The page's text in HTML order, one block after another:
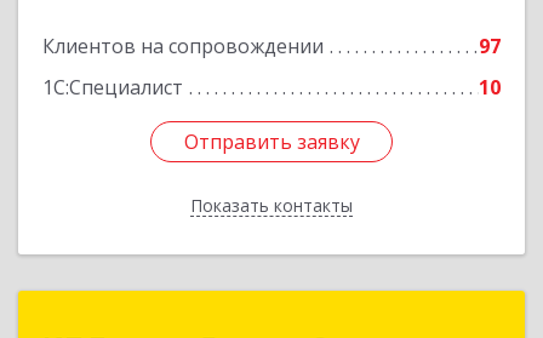
Клиентов на сопровождении
97
1С:Специалист
10
Отправить заявку
Показать контакты
Отправить заявку
Назад